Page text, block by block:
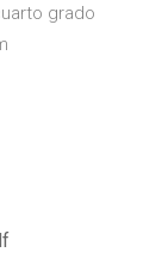
grado